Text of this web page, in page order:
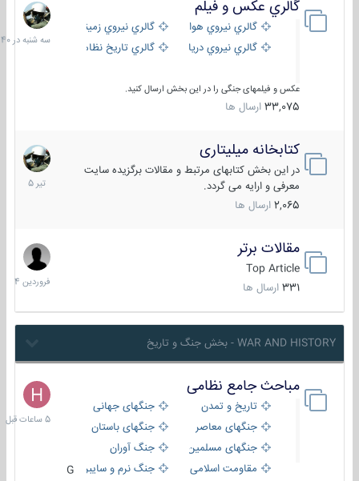
گالري عكس و فيلم
گالري نيروي هوايي
گالري نيروي زميني
گالري نيروي دريايي
گالري تاریخ نظامی
عکس و فیلمهای جنگی را در این بخش ارسال کنید.
33,075 ارسال ها
سه
شنبه
در
کتابخانه میلیتاری
در این بخش کتابهای مرتبط و مقالات برگزیده سایت
معرفی و ارایه می گردد.
2,065 ارسال ها
16
تیر
1405
مقالات برتر
Top Article
331 ارسال ها
29
فروردین
1404
WAR AND HISTORY - بخش جنگ و تاریخ
مباحث جامع نظامی
تاریخ و تمدن
جنگهای جهانی
جنگهای معاصر
جنگهای باستان
جنگهای مسلمین
جنگ آوران
مقاومت اسلامی
جنگ نرم و سایبری
5
ساعات
قبل